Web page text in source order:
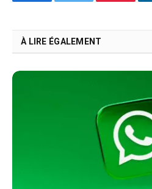
À LIRE ÉGALEMENT